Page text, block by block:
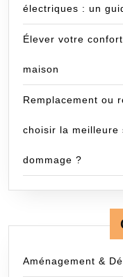
électriques : un
Élever votre
maison
Remplacement ou
choisir la meilleure
dommage ?
Aménagement &